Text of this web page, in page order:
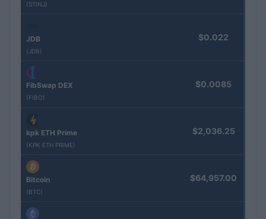
(STINJ)
JDB
(JDB)
$0.022
FibSwap DEX
(FIBO)
$0.0085
kpk ETH Prime
(KPK ETH PRIME)
$2,036.25
Bitcoin
(BTC)
$64,957.00